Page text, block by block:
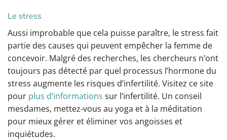
Le stress
Aussi improbable que cela puisse paraître, le stress fait
partie des causes qui peuvent empêcher la femme de
concevoir. Malgré des recherches, les chercheurs n’ont
toujours pas détecté par quel processus l’hormone du
stress augmente les risques d’infertilité. Visitez ce site
pour plus d’informations sur l’infertilité. Un conseil
mesdames, mettez-vous au yoga et à la méditation
pour mieux gérer et éliminer vos angoisses et
inquiétudes.